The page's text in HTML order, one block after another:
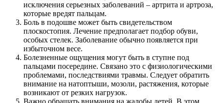
исключения серьезных заболеваний – артрита и артроза,
которые вредят пальцам.
Боль в подошве может быть свидетельством
плоскостопия. Лечение предполагает подбор обуви,
особых стелек. Заболевание обычно появляется при
избыточном весе.
Болезненные ощущения могут быть в ступне под
пальцами посередине. Связано это с физиологическими
проблемами, последствиями травмы. Следует обратить
внимание на натоптыши, мозоли, растяжения, которые
возникают от резких нагрузок.